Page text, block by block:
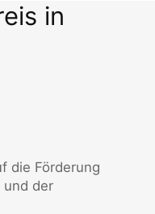
in
die Förderung
und der